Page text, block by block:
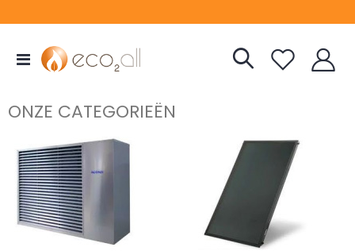
Toggle
Nav
ONZE CATEGORIEËN